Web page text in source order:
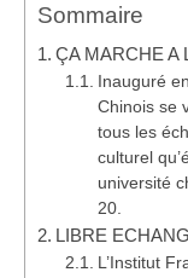
Sommaire
ÇA MARCHE A
Inauguré
Chinois se
tous les
culturel
université
20.
LIBRE
L’Institut